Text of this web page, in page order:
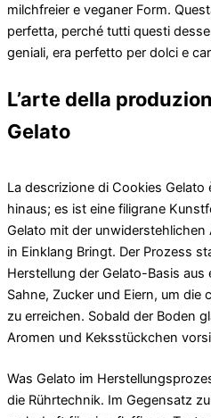
milchfreier e veganer Form.
perfetta, perché tutti questi
geniali, era perfetto per dolci e
L’arte della
Gelato
La descrizione di Cookies
hinaus; es ist eine filigrane
Gelato mit der
in Einklang Bringt. Der Prozess
Herstellung der Gelato-Basis
Sahne, Zucker und Eiern, um die
zu erreichen. Sobald der Boden
Aromen und Keksstückchen
Was Gelato im
die Rührtechnik. Im Gegensatz